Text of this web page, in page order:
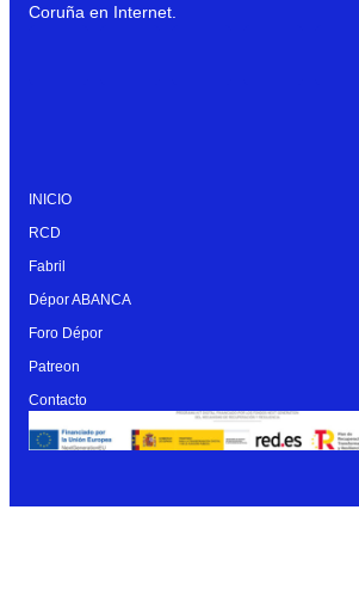
Coruña en Internet.
INICIO
RCD
Fabril
Dépor ABANCA
Foro Dépor
Patreon
Contacto